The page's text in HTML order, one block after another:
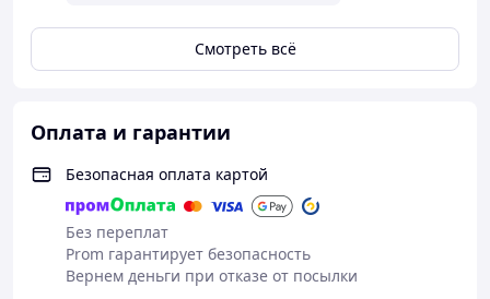
Смотреть всё
Оплата и гарантии
Безопасная оплата картой
Без переплат
Prom гарантирует безопасность
Вернем деньги при отказе от посылки